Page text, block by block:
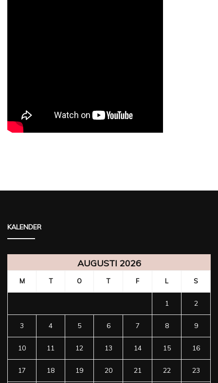
KALENDER
AUGUSTI 2026
M T O T F L S
1 2
3 4 5 6 7 8 9
10 11 12 13 14 15 16
17 18 19 20 21 22 23